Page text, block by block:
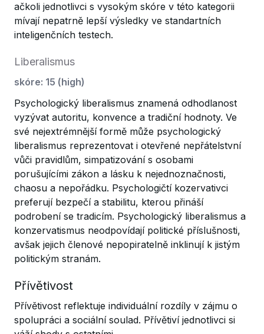
ačkoli jednotlivci s vysokým skóre v této kategorii
mívají nepatrně lepší výsledky ve standartních
inteligenčních testech.
Liberalismus
skóre: 15 (high)
Psychologický liberalismus znamená odhodlanost
vyzývat autoritu, konvence a tradiční hodnoty. Ve
své nejextrémnější formě může psychologický
liberalismus reprezentovat i otevřené nepřátelstvní
vůči pravidlům, simpatizování s osobami
porušujícími zákon a lásku k nejednoznačnosti,
chaosu a nepořádku. Psychologičtí kozervativci
preferují bezpečí a stabilitu, kterou přináší
podrobení se tradicím. Psychologický liberalismus a
konzervatismus neodpovídají politické příslušnosti,
avšak jejich členové nepopiratelně inklinují k jistým
politickým stranám.
Přívětivost
Přívětivost reflektuje individuální rozdíly v zájmu o
spolupráci a sociální soulad. Přívětiví jednotlivci si